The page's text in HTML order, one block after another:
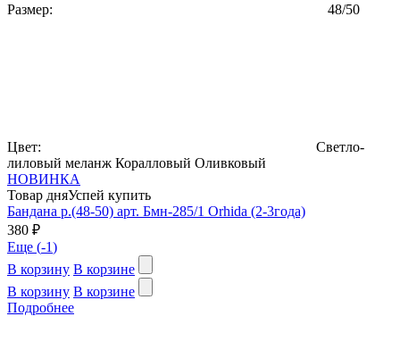
Размер: 48/50
Цвет:
Светло-
лиловый меланж Коралловый Оливковый
НОВИНКА
Товар дняУспей купить
Бандана р.(48-50) арт. Бмн-285/1 Orhida (2-3года)
380 ₽
Еще (-1)
В корзину В корзине
В корзину В корзине
Подробнее